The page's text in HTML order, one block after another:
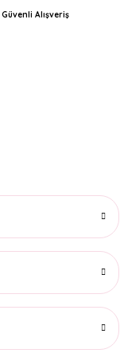
Güvenli Alışveriş